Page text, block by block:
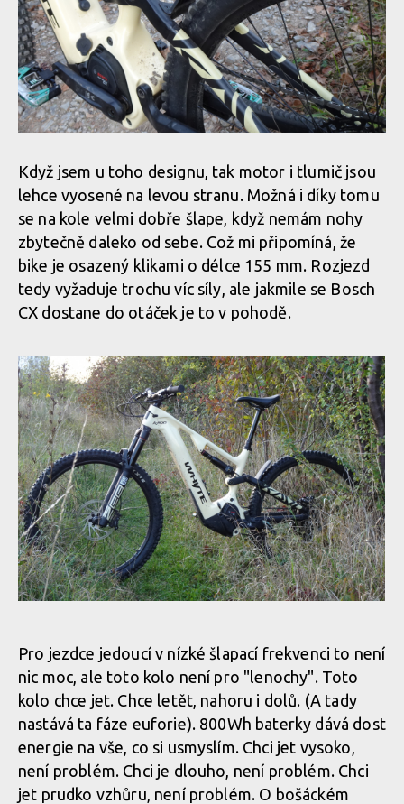
Když jsem u toho designu, tak motor i tlumič jsou
lehce vyosené na levou stranu. Možná i díky tomu
se na kole velmi dobře šlape, když nemám nohy
zbytečně daleko od sebe. Což mi připomíná, že
bike je osazený klikami o délce 155 mm. Rozjezd
tedy vyžaduje trochu víc síly, ale jakmile se Bosch
CX dostane do otáček je to v pohodě.
Whyte Kado RS, anglán se smyslem pro zábavu
Whyte Kado RS, anglán se smyslem pro zábavu
Pro jezdce jedoucí v nízké šlapací frekvenci to není
nic moc, ale toto kolo není pro "lenochy". Toto
kolo chce jet. Chce letět, nahoru i dolů. (A tady
nastává ta fáze euforie). 800Wh baterky dává dost
energie na vše, co si usmyslím. Chci jet vysoko,
není problém. Chci je dlouho, není problém. Chci
jet prudko vzhůru, není problém. O bošáckém